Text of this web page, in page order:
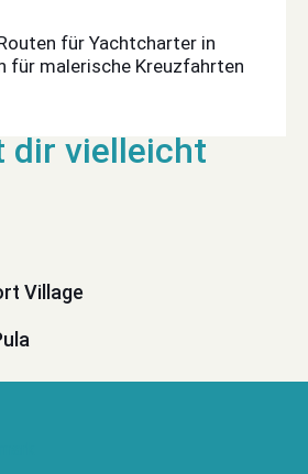
für Yachtcharter in
für malerische Kreuzfahrten
Village